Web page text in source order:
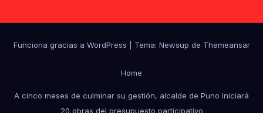
Funciona gracias a WordPress Tema: Newsup de Themeansar
Home
A cinco meses de culminar su gestión, alcalde de Puno iniciará
20 obras del presupuesto participativo